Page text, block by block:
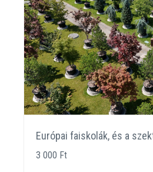
Európai faiskolák, és a
3 000 Ft